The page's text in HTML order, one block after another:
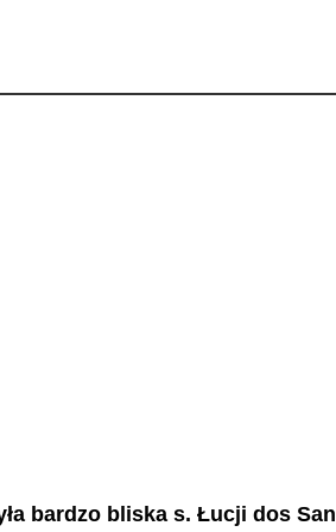
bardzo bliska s. Łucji dos